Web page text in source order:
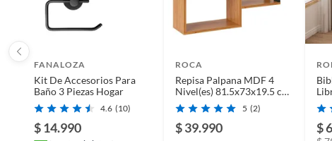
FANALOZA
Kit De Accesorios Para
Baño 3 Piezas Hogar
4.6 (10)
$ 14.990
ROCA
Repisa Palpana MDF 4
Nivel(es) 81.5x73x19.5 cm
Roble/Negro
5 (2)
$ 39.990 $